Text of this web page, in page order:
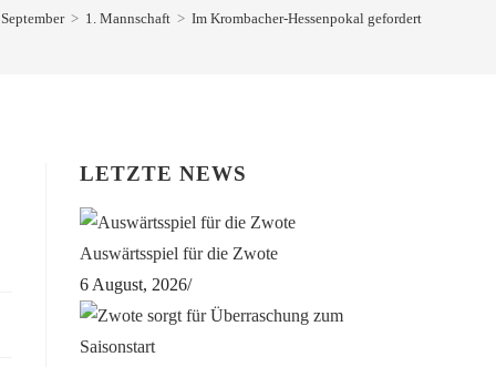
September > 1. Mannschaft > Im Krombacher-Hessenpokal gefordert
LETZTE NEWS
Auswärtsspiel für die Zwote
6 August, 2026/